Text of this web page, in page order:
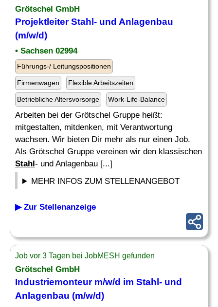
Grötschel GmbH
ProjektleiterStahl - und Anlagenbau
(m/w/d)
• Sachsen 02994
Führungs-/ Leitungspositionen
Firmenwagen Flexible Arbeitszeiten
Betriebliche Altersvorsorge Work-Life-Balance
Arbeiten bei der Grötschel Gruppe heißt:
mitgestalten, mitdenken, mit Verantwortung
wachsen. Wir bieten Dir mehr als nur einen Job.
Als Grötschel Gruppe vereinen wir den klassischen
Stahl- und Anlagenbau [...]
MEHR INFOS ZUM STELLENANGEBOT
▶ Zur Stellenanzeige
Job vor 3 Tagen bei JobMESH gefunden
Grötschel GmbH
Industriemonteur m/w/d im Stahl - und
Anlagenbau (m/w/d)